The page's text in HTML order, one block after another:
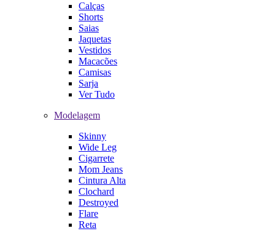
Calças
Shorts
Saias
Jaquetas
Vestidos
Macacões
Camisas
Sarja
Ver Tudo
Modelagem
Skinny
Wide Leg
Cigarrete
Mom Jeans
Cintura Alta
Clochard
Destroyed
Flare
Reta